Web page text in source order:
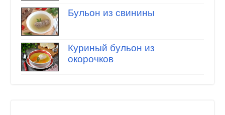
Бульон из свинины
Куриный бульон из
окорочков